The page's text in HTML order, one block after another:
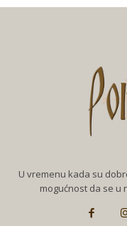
U vremenu kada su
mogućnost da se u